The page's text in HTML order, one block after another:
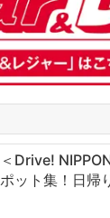
＜Drive!
ポット集！日帰